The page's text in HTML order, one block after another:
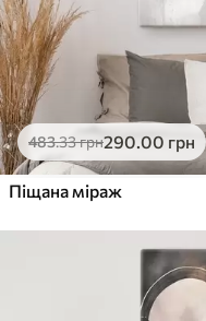
483.33грн290.00 грн
Піщана міраж